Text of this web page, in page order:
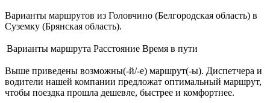
Варианты маршрутов из Головчино (Белгородская область) в
Суземку (Брянская область).
Варианты маршрута Расстояние Время в пути
Выше приведены возможны(-й/-е) маршрут(-ы). Диспетчера и
водители нашей компании предложат оптимальный маршрут,
чтобы поездка прошла дешевле, быстрее и комфортнее.